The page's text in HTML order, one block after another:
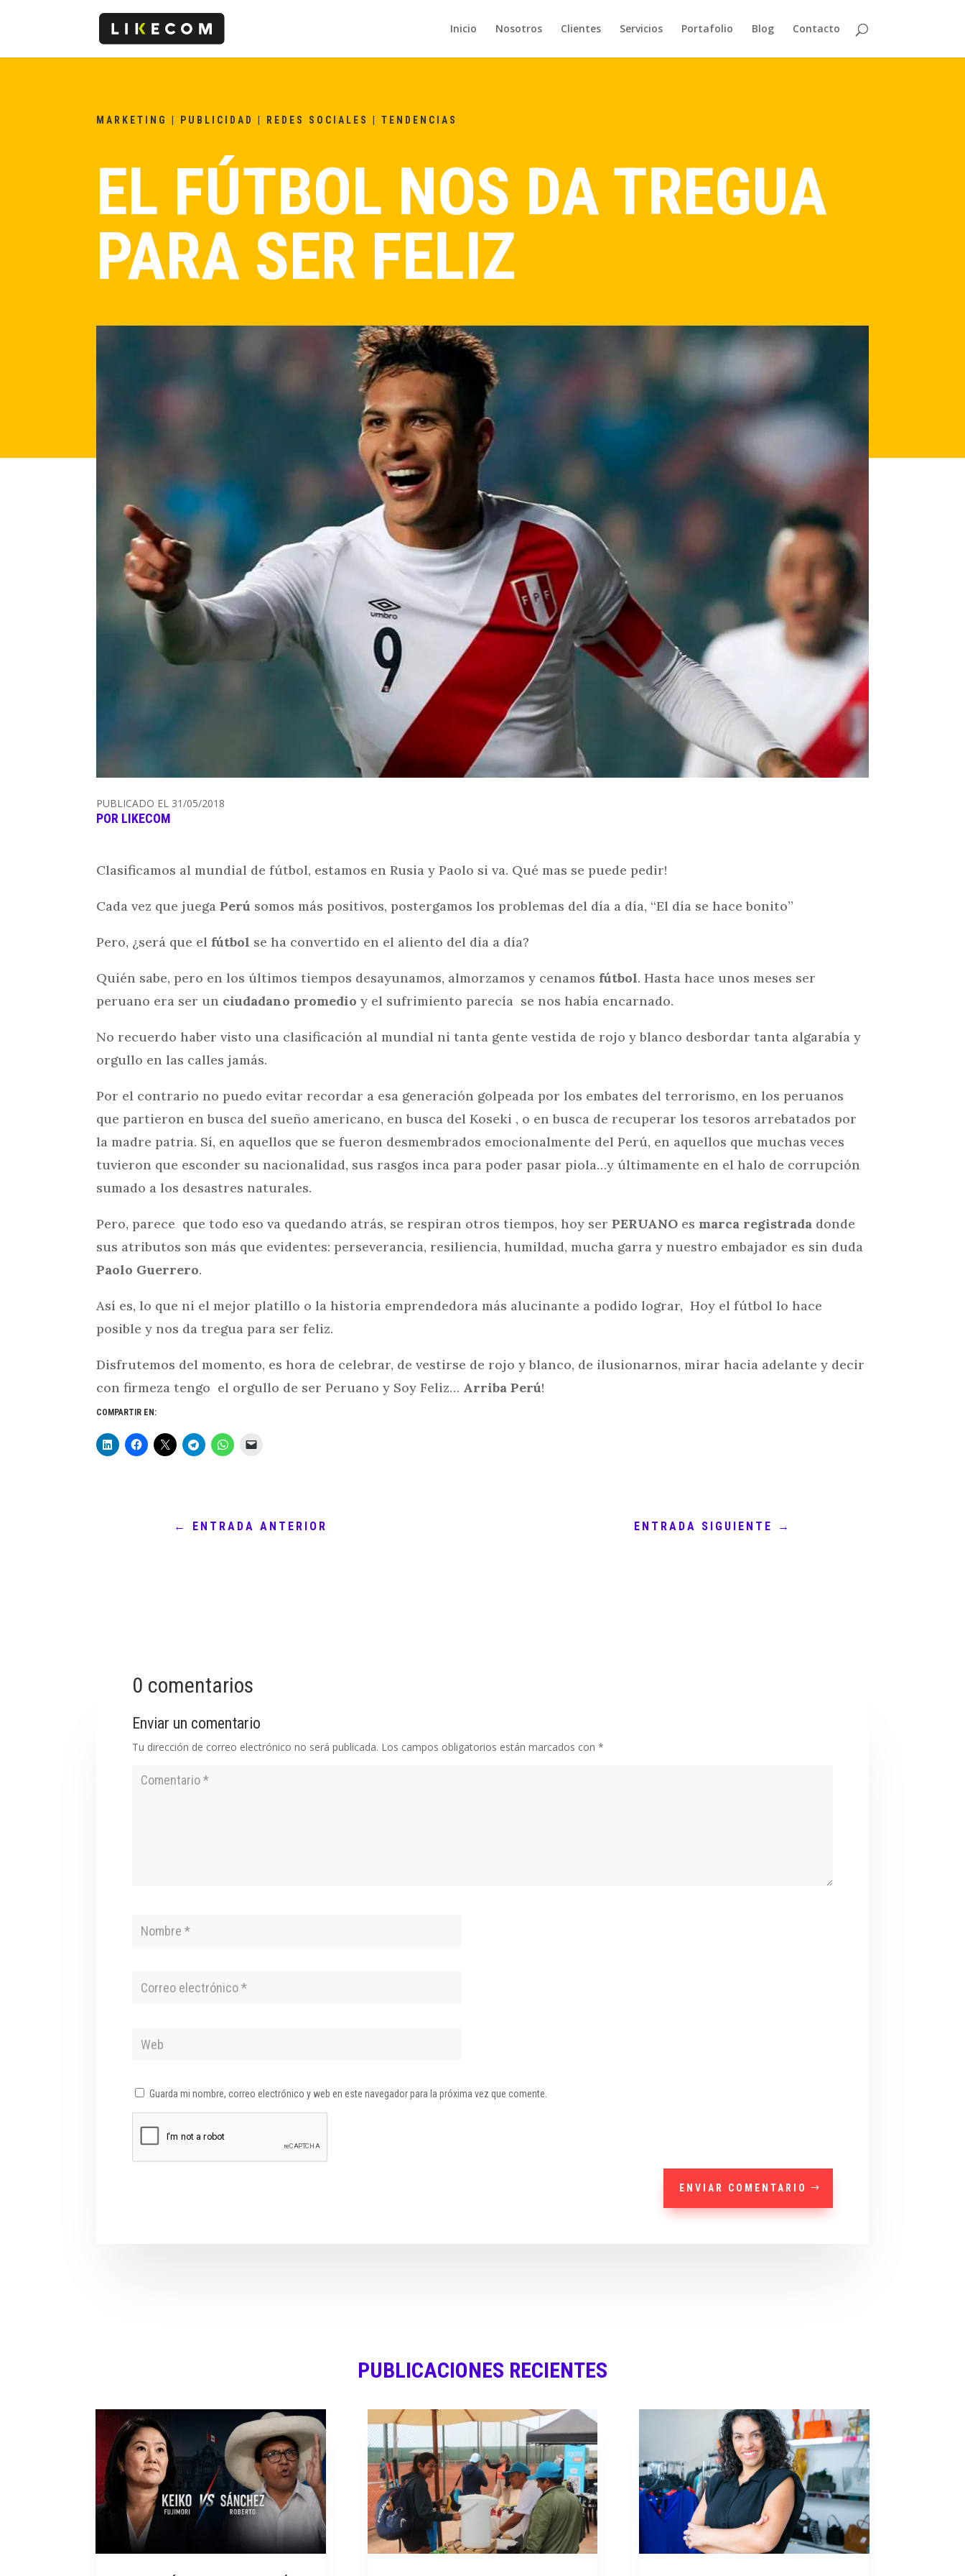
Inicio Nosotros Clientes Servicios Portafolio Blog Contacto
MARKETING PUBLICIDAD REDES SOCIALES |TENDENCIAS
EL FÚTBOL NOS DA TREGUA
PARA SER FELIZ
PUBLICADO EL 31/05/2018
POR LIKECOM
Clasificamos al mundial de fútbol, estamos en Rusia y Paolo si va. Qué mas se puede pedir!
Cada vez que juegaPerú somos más positivos, postergamos los problemas del día a día, “El día se hace bonito”
Pero, ¿será que el fútbol se ha convertido en el aliento del día a día?
Quién sabe, pero en los últimos tiempos desayunamos, almorzamos y cenamos fútbol. Hasta hace unos meses ser
peruano era ser un ciudadano promedio y el sufrimiento parecía se nos había encarnado.
No recuerdo haber visto una clasificación al mundial ni tanta gente vestida de rojo y blanco desbordar tanta algarabía y
orgullo en las calles jamás.
Por el contrario no puedo evitar recordar a esa generación golpeada por los embates del terrorismo, en los peruanos
que partieron en busca del sueño americano, en busca del Koseki , o en busca de recuperar los tesoros arrebatados por
la madre patria. Sí, en aquellos que se fueron desmembrados emocionalmente del Perú, en aquellos que muchas veces
tuvieron que esconder su nacionalidad, sus rasgos inca para poder pasar piola…y últimamente en el halo de corrupción
sumado a los desastres naturales.
Pero, parece que todo eso va quedando atrás, se respiran otros tiempos, hoy serPERUANO es marca registrada donde
sus atributos son más que evidentes: perseverancia, resiliencia, humildad, mucha garra y nuestro embajador es sin duda
Paolo Guerrero.
Así es, lo que ni el mejor platillo o la historia emprendedora más alucinante a podido lograr, Hoy el fútbol lo hace
posible y nos da tregua para ser feliz.
Disfrutemos del momento, es hora de celebrar, de vestirse de rojo y blanco, de ilusionarnos, mirar hacia adelante y decir
con firmeza tengo el orgullo de ser Peruano y Soy Feliz… Arriba Perú!
COMPARTIR EN:
← ENTRADA ANTERIOR ENTRADA SIGUIENTE →
0 comentarios
Enviar un comentario
Tu dirección de correo electrónico no será publicada. Los campos obligatorios están marcados con*
Guarda mi nombre, correo electrónico y web en este navegador para la próxima vez que comente.
ENVIAR COMENTARIO
PUBLICACIONES RECIENTES